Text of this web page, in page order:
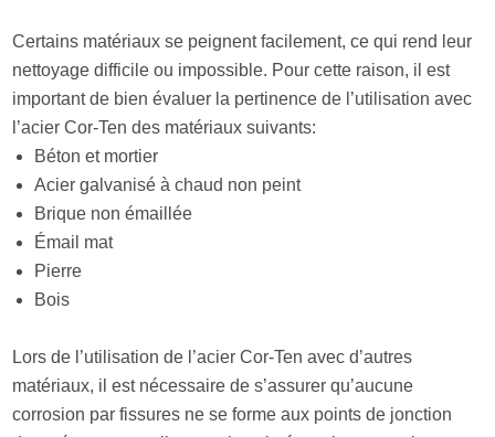
Certains matériaux se peignent facilement, ce qui rend leur
nettoyage difficile ou impossible. Pour cette raison, il est
important de bien évaluer la pertinence de l’utilisation avec
l’acier Cor-Ten des matériaux suivants:
Béton et mortier
Acier galvanisé à chaud non peint
Brique non émaillée
Émail mat
Pierre
Bois
Lors de l’utilisation de l’acier Cor-Ten avec d’autres
matériaux, il est nécessaire de s’assurer qu’aucune
corrosion par fissures ne se forme aux points de jonction